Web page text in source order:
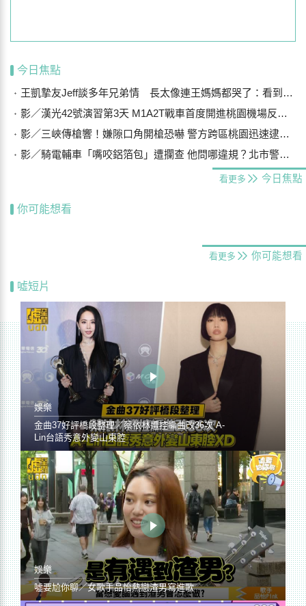
今日焦點
王凱摯友Jeff談多年兄弟情 長太像連王媽媽都哭了：看到他想到兒子
影／漢光42號演習第3天 M1A2T戰車首度開進桃園機場反機降
影／三峽傳槍響！嫌隙口角開槍恐嚇 警方跨區桃園迅速逮獲4嫌送辦
影／騎電輔車「嘴咬鋁箔包」遭攔查 他問哪違規？北市警：柔性勸導
看更多 今日焦點
你可能想看
看更多 你可能想看
噓短片
娛樂
金曲37好評橋段整理／蔡依林遭控編曲改36次 A-
Lin台語秀意外變山東腔
娛樂
噓要尬你聊／女歌手品怡熱戀渣男寫進歌